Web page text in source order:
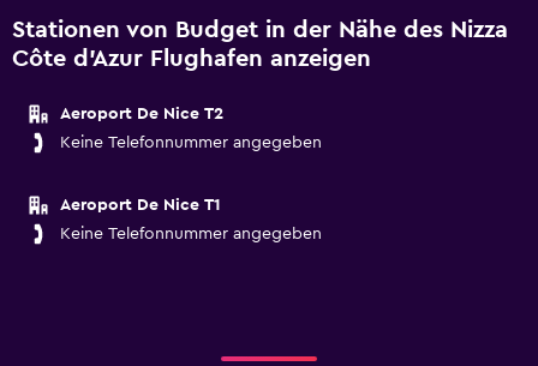
Stationen von Budget in der Nähe des Nizza
Côte d’Azur Flughafen anzeigen
Aeroport De Nice T2
Keine Telefonnummer angegeben
Aeroport De Nice T1
Keine Telefonnummer angegeben